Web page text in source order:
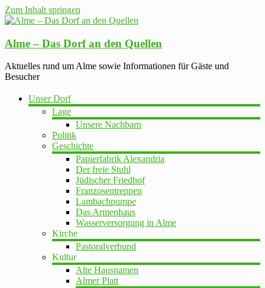
Zum Inhalt springen
Alme – Das Dorf an den Quellen
Aktuelles rund um Alme sowie Informationen für Gäste und
Besucher
Unser Dorf
Lage
Unsere Nachbarn
Politik
Geschichte
Papierfabrik Alexandria
Der freie Stuhl
Jüdischer Friedhof
Franzosentreppen
Lambachpumpe
Das Armenhaus
Wasserversorgung in Alme
Kirche
Pastoralverbund
Kultur
Alte Hausnamen
Almer Platt